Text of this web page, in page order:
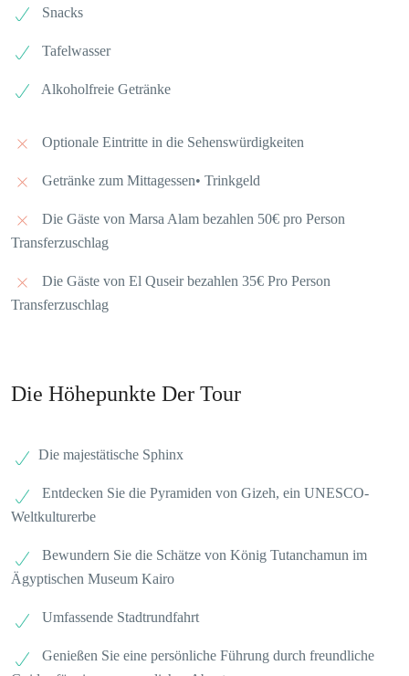
Snacks
Tafelwasser
Alkoholfreie Getränke
Optionale Eintritte in die Sehenswürdigkeiten
Getränke zum Mittagessen• Trinkgeld
Die Gäste von Marsa Alam bezahlen 50€ pro Person
Transferzuschlag
Die Gäste von El Quseir bezahlen 35€ Pro Person
Transferzuschlag
Die Höhepunkte Der Tour
Die majestätische Sphinx
Entdecken Sie die Pyramiden von Gizeh, ein UNESCO-
Weltkulturerbe
Bewundern Sie die Schätze von König Tutanchamun im
Ägyptischen Museum Kairo
Umfassende Stadtrundfahrt
Genießen Sie eine persönliche Führung durch freundliche